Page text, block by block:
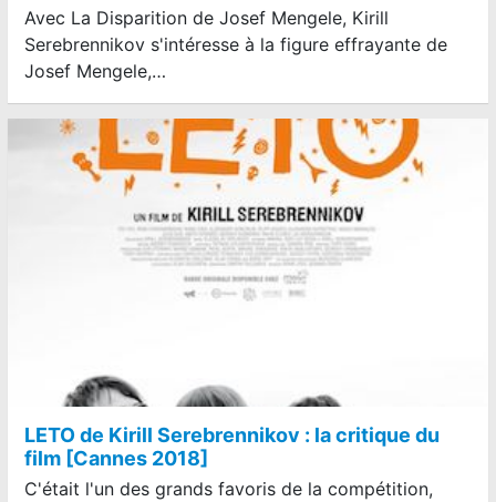
Avec La Disparition de Josef Mengele, Kirill
Serebrennikov s'intéresse à la figure effrayante de
Josef Mengele,…
LETO de Kirill Serebrennikov : la critique du
film [Cannes 2018]
C'était l'un des grands favoris de la compétition,